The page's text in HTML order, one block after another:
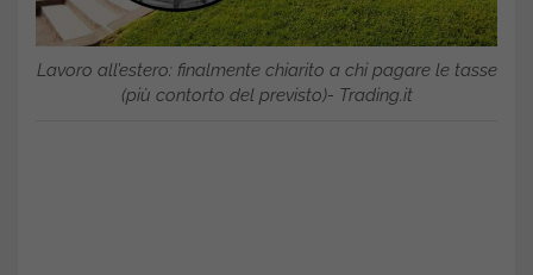
Lavoro all’estero: finalmente chiarito a chi pagare le tasse
(più contorto del previsto)- Trading.it